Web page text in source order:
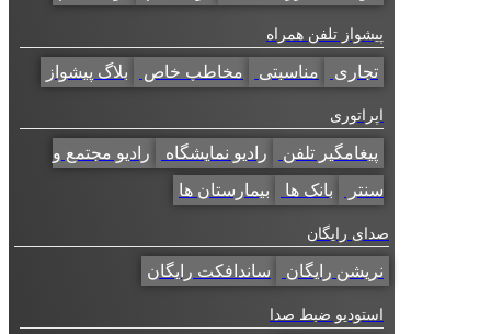
پیشواز تلفن همراه
تجاری مناسبتی مخاطب خاص بلاگ پیشواز
اپراتوری
پیغامگیر تلفن رادیو نمایشگاه رادیو مجتمع و
سنتر بانک ها بیمارستان ها
صدای رایگان
نریشن رایگان ساندافکت رایگان
استودیو ضبط صدا